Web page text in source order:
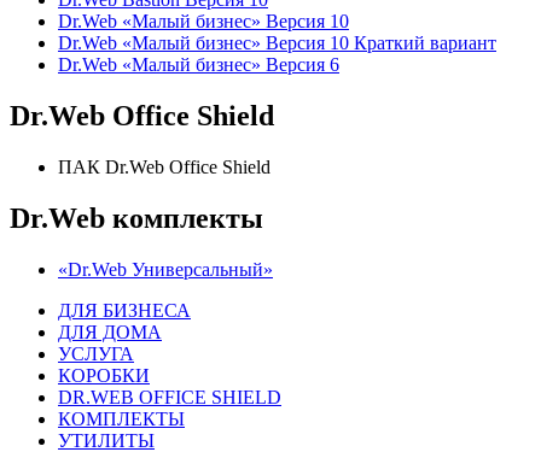
Dr.Web «Малый бизнес» Версия 10
Dr.Web «Малый бизнес» Версия 10 Краткий вариант
Dr.Web «Малый бизнес» Версия 6
Dr.Web Office Shield
ПАК Dr.Web Office Shield
Dr.Web комплекты
«Dr.Web Универсальный»
ДЛЯ БИЗНЕСА
ДЛЯ ДОМА
УСЛУГА
КОРОБКИ
DR.WEB OFFICE SHIELD
КОМПЛЕКТЫ
УТИЛИТЫ